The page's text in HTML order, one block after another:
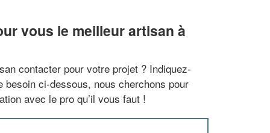
vous le meilleur artisan à
contacter pour votre projet ? Indiquez-
besoin ci-dessous, nous cherchons pour
avec le pro qu’il vous faut !